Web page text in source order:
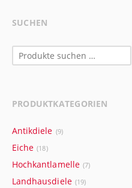
SUCHEN
Suchen
nach:
PRODUKTKATEGORIEN
Antikdiele (9)
Eiche (18)
Hochkantlamelle (7)
Landhausdiele (19)